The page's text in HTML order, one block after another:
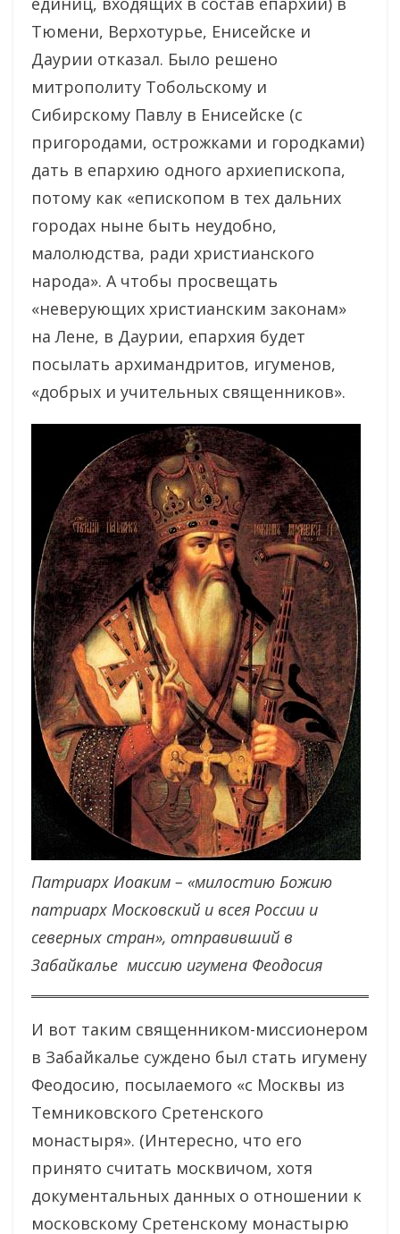
Тюмени, Верхотурье, Енисейске и
Даурии отказал. Было решено
митрополиту Тобольскому и
Сибирскому Павлу в Енисейске (с
пригородами, острожками и городками)
дать в епархию одного архиепископа,
потому как «епископом в тех дальних
городах ныне быть неудобно,
малолюдства, ради христианского
народа». А чтобы просвещать
«неверующих христианским законам»
на Лене, в Даурии, епархия будет
посылать архимандритов, игуменов,
«добрых и учительных священников».
Патриарх Иоаким – «милостию Божию
патриарх Московский и всея России и
северных стран», отправивший в
Забайкалье миссию игумена Феодосия
И вот таким священником-миссионером
в Забайкалье суждено был стать игумену
Феодосию, посылаемого «с Москвы из
Темниковского Сретенского
монастыря». (Интересно, что его
принято считать москвичом, хотя
документальных данных о отношении к
московскому Сретенскому монастырю